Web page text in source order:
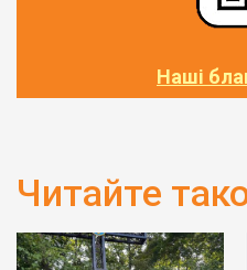
Наші
Читайте